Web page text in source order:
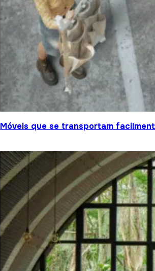
Móveis que se transportam